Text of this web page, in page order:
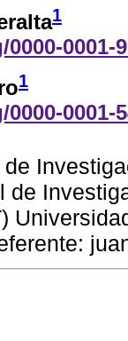
1
0001-
1
0001-
de